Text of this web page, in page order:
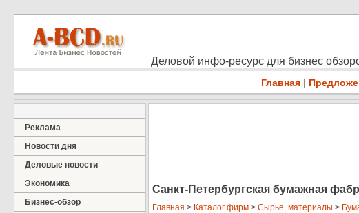
Деловой инфо-ресурс для бизнес
Главная |
Реклама
Новости дня
Деловые новости
Экономика
Бизнес-обзор
Санкт-Петербургская бумажная
Главная > Каталог фирм > Сырье, материалы >